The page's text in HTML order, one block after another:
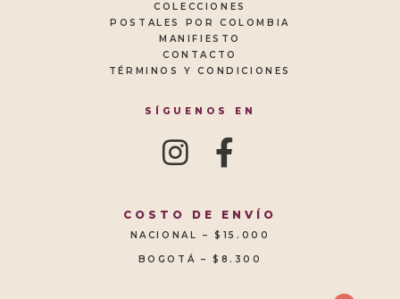
COLECCIONES
POSTALES POR COLOMBIA
MANIFIESTO
CONTACTO
TÉRMINOS Y CONDICIONES
SÍGUENOS EN
COSTO DE ENVÍO
NACIONAL – $15.000
BOGOTÁ – $8.300